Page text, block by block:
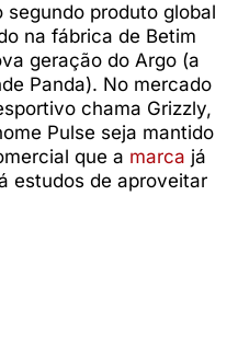
segundo produto global
na fábrica de Betim
geração do Argo (a
Panda). No mercado
chama Grizzly,
Pulse seja mantido
que a marca já
estudos de aproveitar